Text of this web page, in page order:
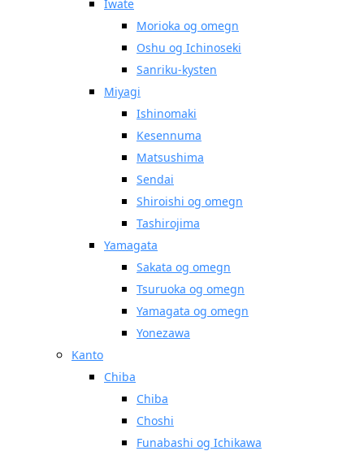
Iwate
Morioka og omegn
Oshu og Ichinoseki
Sanriku-kysten
Miyagi
Ishinomaki
Kesennuma
Matsushima
Sendai
Shiroishi og omegn
Tashirojima
Yamagata
Sakata og omegn
Tsuruoka og omegn
Yamagata og omegn
Yonezawa
Kanto
Chiba
Chiba
Choshi
Funabashi og Ichikawa